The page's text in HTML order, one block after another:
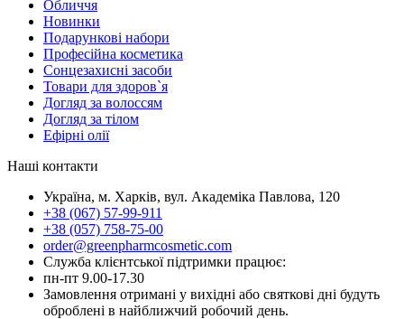
Обличчя
Новинки
Подарункові набори
Професійна косметика
Сонцезахисні засоби
Товари для здоров`я
Догляд за волоссям
Догляд за тілом
Ефірні олії
Наші контакти
Україна, м. Харків, вул. Академіка Павлова, 120
+38 (067) 57-99-911
+38 (057) 758-75-00
order@greenpharmcosmetic.com
Служба клієнтської підтримки працює:
пн-пт 9.00-17.30
Замовлення отримані у вихідні або святкові дні будуть
оброблені в найближчий робочий день.